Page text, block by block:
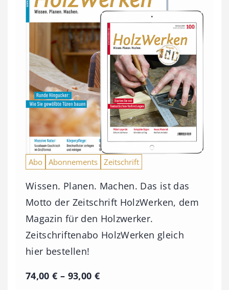
Abo Abonnements Zeitschrift
Wissen. Planen. Machen. Das ist das
Motto der Zeitschrift HolzWerken, dem
Magazin für den Holzwerker.
Zeitschriftenabo HolzWerken gleich
hier bestellen!
74,00€ – 93,00 €P